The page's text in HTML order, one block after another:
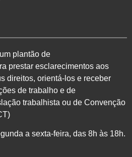
plantão de
prestar esclarecimentos aos
direitos, orientá-los e receber
de trabalho e de
trabalhista ou de Convenção
a sexta-feira, das 8h às 18h.